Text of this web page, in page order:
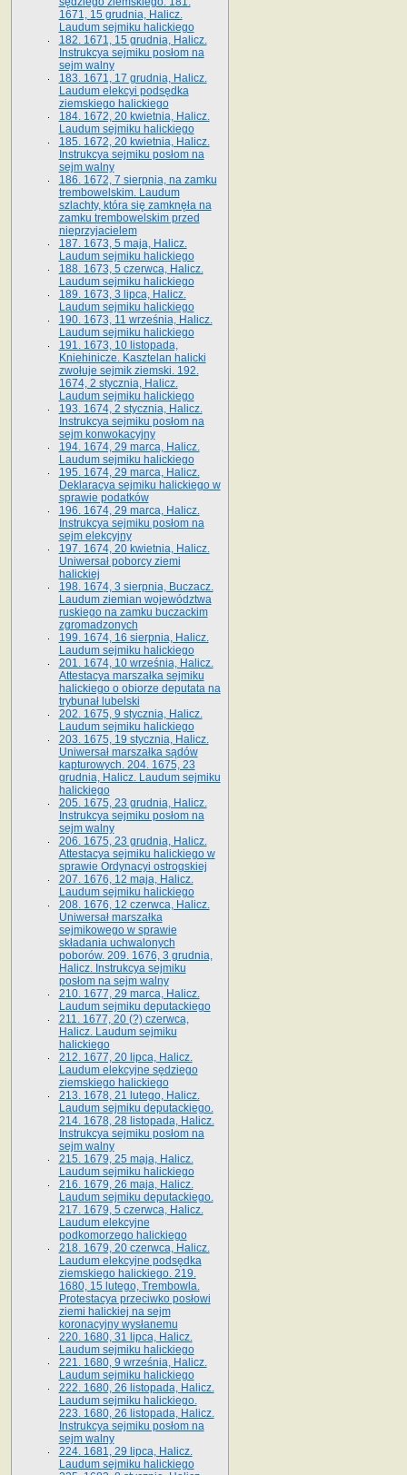
1671, 15 grudnia, Halicz.
Laudum sejmiku halickiego
182. 1671, 15 grudnia, Halicz.
Instrukcya sejmiku posłom na
sejm walny
183. 1671, 17 grudnia, Halicz.
Laudum elekcyi podsędka
ziemskiego halickiego
184. 1672, 20 kwietnia, Halicz.
Laudum sejmiku halickiego
185. 1672, 20 kwietnia, Halicz.
Instrukcya sejmiku posłom na
sejm walny
186. 1672, 7 sierpnia, na zamku
trembowelskim. Laudum
szlachty, która się zamknęła na
zamku trembowelskim przed
nieprzyjacielem
187. 1673, 5 maja, Halicz.
Laudum sejmiku halickiego
188. 1673, 5 czerwca, Halicz.
Laudum sejmiku halickiego
189. 1673, 3 lipca, Halicz.
Laudum sejmiku halickiego
190. 1673, 11 września, Halicz.
Laudum sejmiku halickiego
191. 1673, 10 listopada,
Kniehinicze. Kasztelan halicki
zwołuje sejmik ziemski. 192.
1674, 2 stycznia, Halicz.
Laudum sejmiku halickiego
193. 1674, 2 stycznia, Halicz.
Instrukcya sejmiku posłom na
sejm konwokacyjny
194. 1674, 29 marca, Halicz.
Laudum sejmiku halickiego
195. 1674, 29 marca, Halicz.
Deklaracya sejmiku halickiego w
sprawie podatków
196. 1674, 29 marca, Halicz.
Instrukcya sejmiku posłom na
sejm elekcyjny
197. 1674, 20 kwietnia, Halicz.
Uniwersał poborcy ziemi
halickiej
198. 1674, 3 sierpnia, Buczacz.
Laudum ziemian województwa
ruskiego na zamku buczackim
zgromadzonych
199. 1674, 16 sierpnia, Halicz.
Laudum sejmiku halickiego
201. 1674, 10 września, Halicz.
Attestacya marszałka sejmiku
halickiego o obiorze deputata na
trybunał lubelski
202. 1675, 9 stycznia, Halicz.
Laudum sejmiku halickiego
203. 1675, 19 stycznia, Halicz.
Uniwersał marszałka sądów
kapturowych. 204. 1675, 23
grudnia, Halicz. Laudum sejmiku
halickiego
205. 1675, 23 grudnia, Halicz.
Instrukcya sejmiku posłom na
sejm walny
206. 1675, 23 grudnia, Halicz.
Attestacya sejmiku halickiego w
sprawie Ordynacyi ostrogskiej
207. 1676, 12 maja, Halicz.
Laudum sejmiku halickiego
208. 1676, 12 czerwca, Halicz.
Uniwersał marszałka
sejmikowego w sprawie
składania uchwalonych
poborów. 209. 1676, 3 grudnia,
Halicz. Instrukcya sejmiku
posłom na sejm walny
210. 1677, 29 marca, Halicz.
Laudum sejmiku deputackiego
211. 1677, 20 (?) czerwca,
Halicz. Laudum sejmiku
halickiego
212. 1677, 20 lipca, Halicz.
Laudum elekcyjne sędziego
ziemskiego halickiego
213. 1678, 21 lutego, Halicz.
Laudum sejmiku deputackiego.
214. 1678, 28 listopada, Halicz.
Instrukcya sejmiku posłom na
sejm walny
215. 1679, 25 maja, Halicz.
Laudum sejmiku halickiego
216. 1679, 26 maja, Halicz.
Laudum sejmiku deputackiego.
217. 1679, 5 czerwca, Halicz.
Laudum elekcyjne
podkomorzego halickiego
218. 1679, 20 czerwca, Halicz.
Laudum elekcyjne podsędka
ziemskiego halickiego. 219.
1680, 15 lutego, Trembowla.
Protestacya przeciwko posłowi
ziemi halickiej na sejm
koronacyjny wysłanemu
220. 1680, 31 lipca, Halicz.
Laudum sejmiku halickiego
221. 1680, 9 września, Halicz.
Laudum sejmiku halickiego
222. 1680, 26 listopada, Halicz.
Laudum sejmiku halickiego.
223. 1680, 26 listopada, Halicz.
Instrukcya sejmiku posłom na
sejm walny
224. 1681, 29 lipca, Halicz.
Laudum sejmiku halickiego